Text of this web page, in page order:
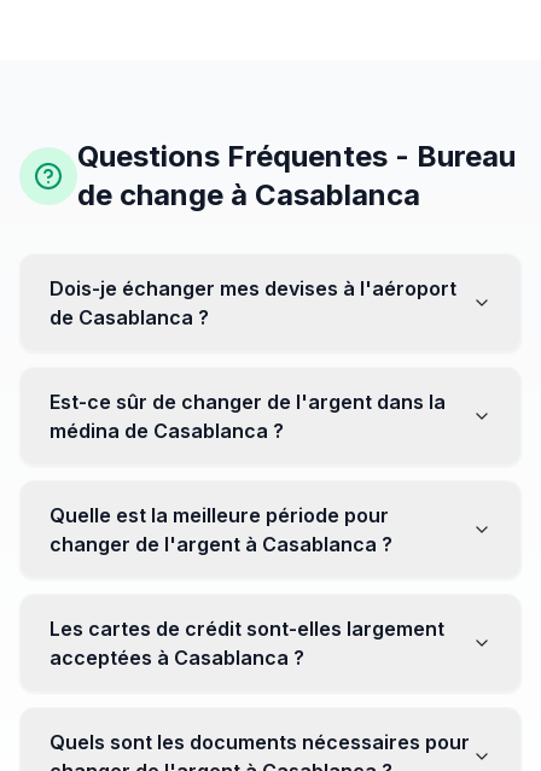
Questions Fréquentes - Bureau
de change à Casablanca
Dois-je échanger mes devises à l'aéroport
de Casablanca ?
être moins avantageux. Orientez-vous plutôt vers les
bureaux de change en ville pour obtenir de meilleurs
Est-ce sûr de changer de l'argent dans la
médina de Casablanca ?
établissements réputés pour éviter les surprises.
Quelle est la meilleure période pour
changer de l'argent à Casablanca ?
soyez attentif aux fluctuations pour maximiser la valeur
de vos devises.
Les cartes de crédit sont-elles largement
acceptées à Casablanca ?
Cependant, avoir un peu de monnaie locale peut être
Quels sont les documents nécessaires pour